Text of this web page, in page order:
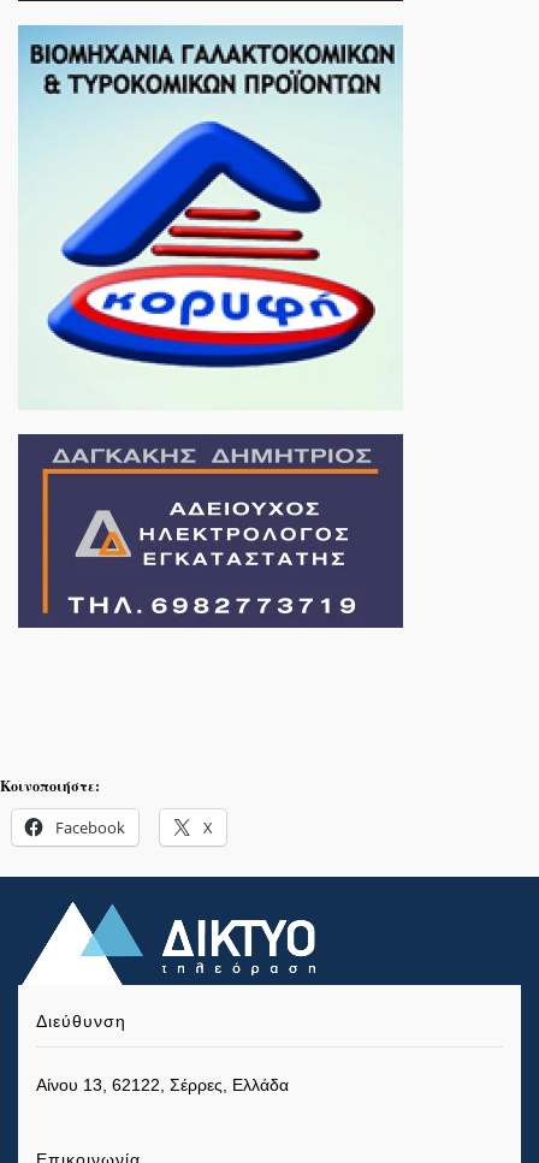
Κοινοποιήστε:
Facebook X
Διεύθυνση
Αίνου 13, 62122, Σέρρες, Ελλάδα